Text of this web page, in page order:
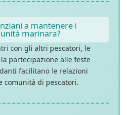
a mantenere i
marinara?
con gli altri pescatori, le
partecipazione alle feste
facilitano le relazioni
comunità di pescatori.